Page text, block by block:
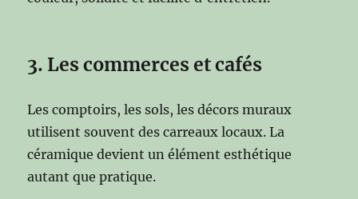
3. Les commerces et cafés
Les comptoirs, les sols, les décors muraux
utilisent souvent des carreaux locaux. La
céramique devient un élément esthétique
autant que pratique.